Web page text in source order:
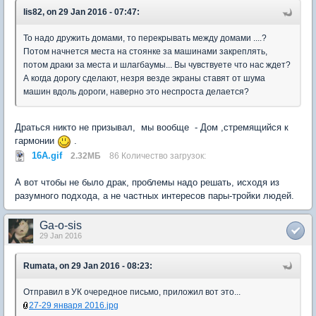
lis82, on 29 Jan 2016 - 07:47:
То надо дружить домами, то перекрывать между домами ....?
Потом начнется места на стоянке за машинами закреплять,
потом драки за места и шлагбаумы... Вы чувствуете что нас ждет?
А когда дорогу сделают, незря везде экраны ставят от шума
машин вдоль дороги, наверно это неспроста делается?
Драться никто не призывал, мы вообще - Дом ,стремящийся к
гармонии
.
16А.gif
2.32МБ 86 Количество загрузок:
А вот чтобы не было драк, проблемы надо решать, исходя из
разумного подхода, а не частных интересов пары-тройки людей.
Ga-o-sis
29 Jan 2016
Rumata, on 29 Jan 2016 - 08:23:
Отправил в УК очередное письмо, приложил вот это...
27-29 января 2016.jpg